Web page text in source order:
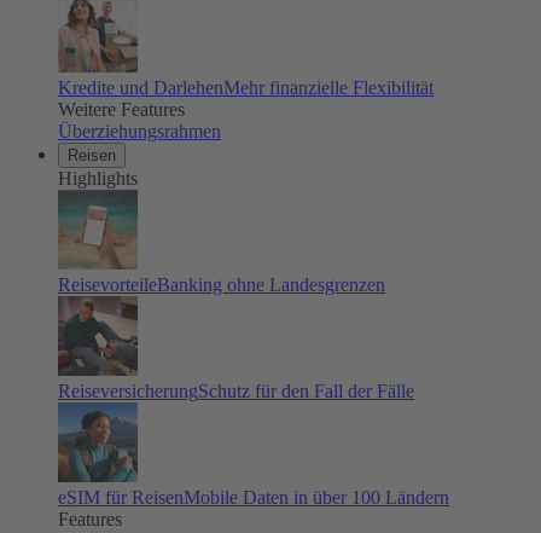
Kredite und DarlehenMehr finanzielle Flexibilität
Weitere Features
Überziehungsrahmen
Reisen
Highlights
ReisevorteileBanking ohne Landesgrenzen
ReiseversicherungSchutz für den Fall der Fälle
eSIM für ReisenMobile Daten in über 100 Ländern
Features